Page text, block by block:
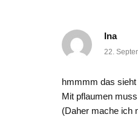
Ina
22.
hmmmm das
Mit pflaumen
(Daher mache ich